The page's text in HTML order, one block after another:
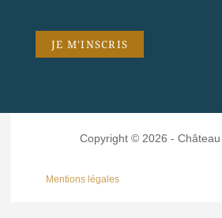
Copyright © 2026 -
Mentions légales